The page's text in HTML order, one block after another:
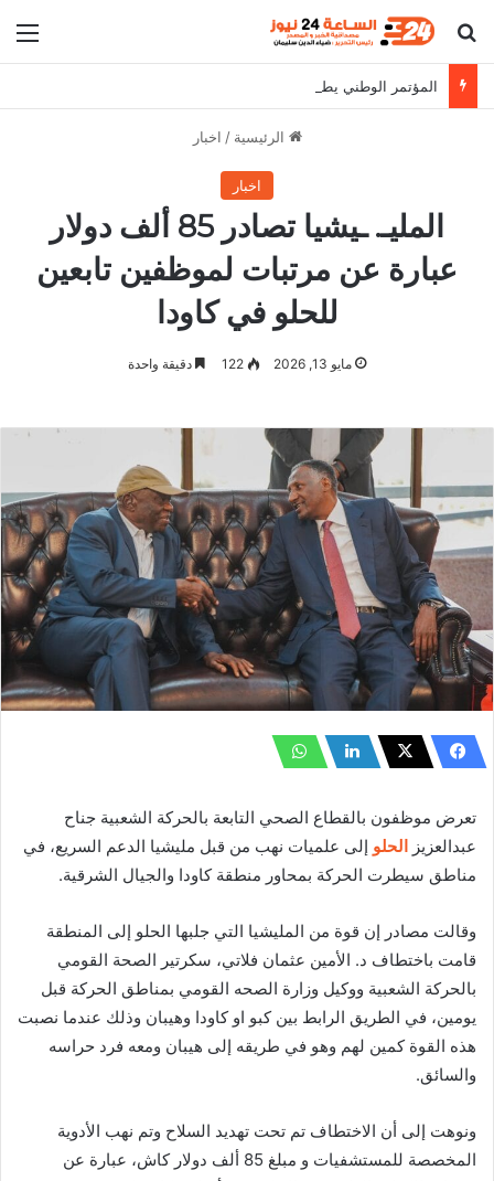
بحث عن
المؤتمر الوطني يطالب البرهان بالثبات على مواقفه
الرئيسية / اخبار
اخبار
المليـ. ـيشيا تصادر 85 ألف دولار
عبارة عن مرتبات لموظفين تابعين
للحلو في كاودا
مايو 13, 2026 122 دقيقة واحدة
تعرض موظفون بالقطاع الصحي التابعة بالحركة الشعبية جناح
عبدالعزيز الحلو إلى علميات نهب من قبل مليشيا الدعم السريع، في
مناطق سيطرت الحركة بمحاور منطقة كاودا والجيال الشرقية.
وقالت مصادر إن قوة من المليشيا التي جلبها الحلو إلى المنطقة
قامت باختطاف د. الأمين عثمان فلاتي، سكرتير الصحة القومي
بالحركة الشعبية ووكيل وزارة الصحه القومي بمناطق الحركة قبل
يومين، في الطريق الرابط بين كبو او كاودا وهيبان وذلك عندما نصبت
هذه القوة كمين لهم وهو في طريقه إلى هيبان ومعه فرد حراسه
والسائق.
ونوهت إلى أن الاختطاف تم تحت تهديد السلاح وتم نهب الأدوية
المخصصة للمستشفيات و مبلغ 85 ألف دولار كاش، عبارة عن